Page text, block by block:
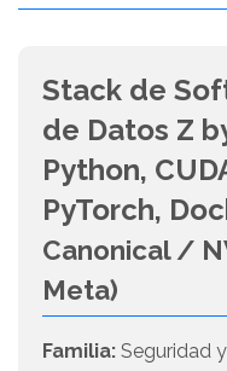
Stack de
de Datos Z
Python,
PyTorch,
Canonical /
Meta)
Familia: Seguridad